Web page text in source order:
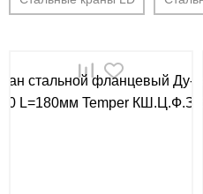
8-
00-
00